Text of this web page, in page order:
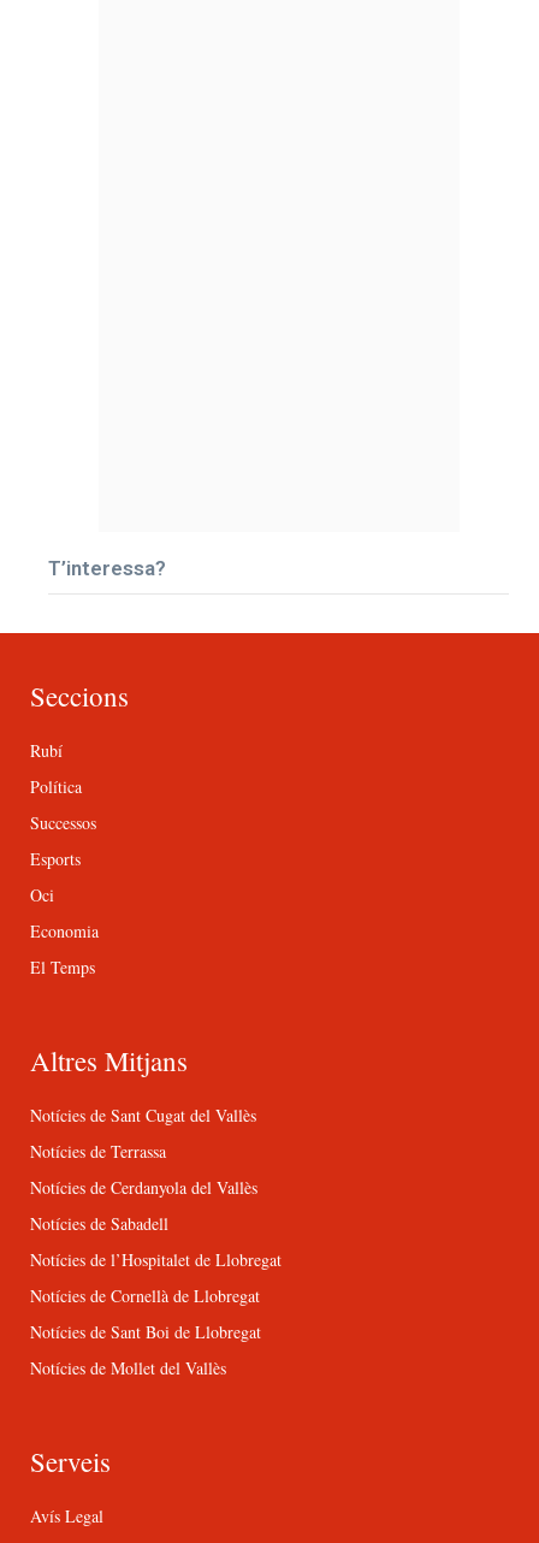
T’interessa?
Seccions
Rubí
Política
Successos
Esports
Oci
Economia
El Temps
Altres Mitjans
Notícies de Sant Cugat del Vallès
Notícies de Terrassa
Notícies de Cerdanyola del Vallès
Notícies de Sabadell
Notícies de l’Hospitalet de Llobregat
Notícies de Cornellà de Llobregat
Notícies de Sant Boi de Llobregat
Notícies de Mollet del Vallès
Serveis
Avís Legal